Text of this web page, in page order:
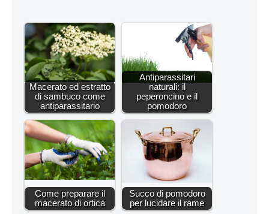
Macerato ed estratto
di sambuco come
antiparassitario
Antiparassitari
naturali: il
peperoncino e il
pomodoro
Come preparare il
macerato di ortica
Succo di pomodoro
per lucidare il rame